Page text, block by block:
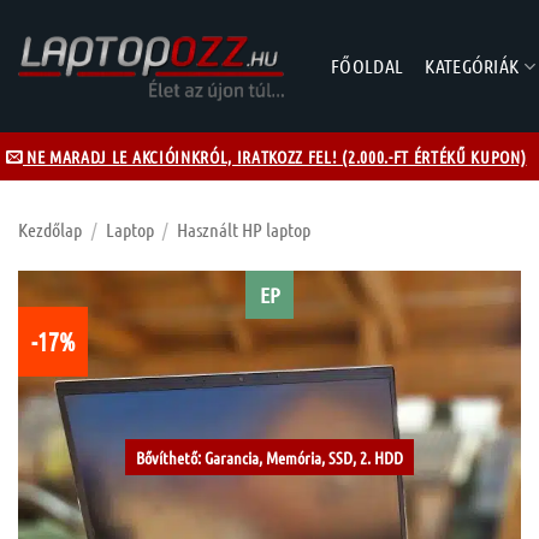
content
FŐOLDAL KATEGÓRIÁK
NE MARADJ LE AKCIÓINKRÓL, IRATKOZZ FEL! (2.000.-FT ÉRTÉKŰ KUPON)
Kezdőlap / Laptop / Használt HP laptop
EP
Bővíthető: Garancia, Memória, SSD, 2. HDD
-17% Kívánságlistához